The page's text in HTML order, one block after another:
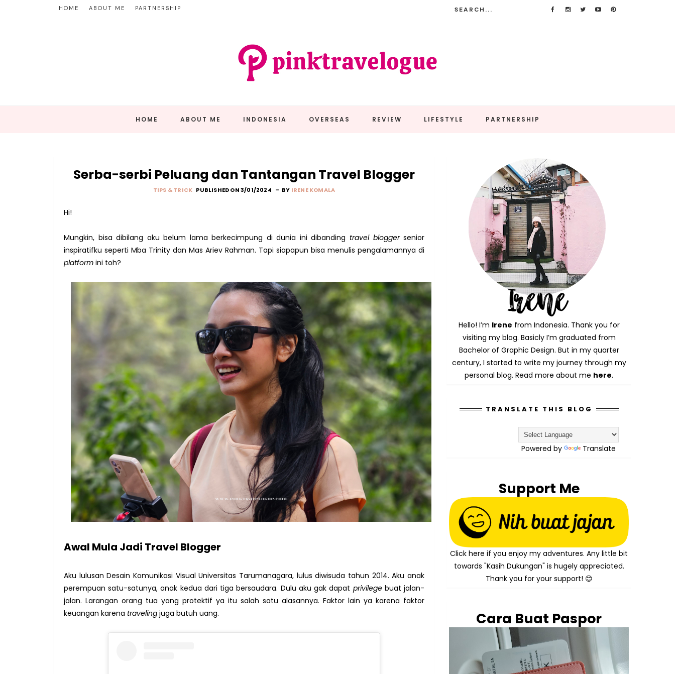
HOME ABOUT ME PARTNERSHIP
HOME ABOUT ME INDONESIA OVERSEAS REVIEW LIFESTYLE PARTNERSHIP
Serba-serbi Peluang dan Tantangan Travel Blogger
TIPS & TRICK PUBLISHED ON 3/01/2024 BY IRENE KOMALA
Hi!
Mungkin, bisa dibilang aku belum lama berkecimpung di dunia ini dibanding travel bloggersenior
inspiratifku seperti Mba Trinity dan Mas Ariev Rahman. Tapi siapapun bisa menulis pengalamannya di
platform ini toh?
Awal Mula Jadi Travel Blogger
Aku lulusan Desain Komunikasi Visual Universitas Tarumanagara, lulus diwisuda tahun 2014. Aku anak
perempuan satu-satunya, anak kedua dari tiga bersaudara. Dulu aku gak dapat privilegebuat jalan-
jalan. Larangan orang tua yang protektif ya itu salah satu alasannya. Faktor lain ya karena faktor
keuangan karena traveling juga butuh uang.
Hello! I’m Irene from Indonesia. Thank you for
visiting my blog. Basicly I’m graduated from
Bachelor of Graphic Design. But in my quarter
century, I started to write my journey through my
personal blog. Read more about me here.
TRANSLATE THIS BLOG
Powered by Translate
Support Me
Click here if you enjoy my adventures. Any little bit
towards "Kasih Dukungan" is hugely appreciated.
Thank you for your support! 😊
Cara Buat Paspor